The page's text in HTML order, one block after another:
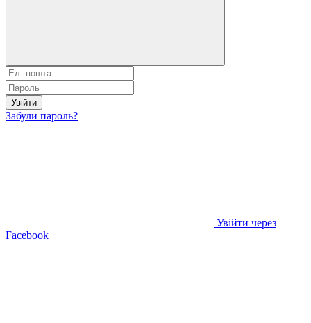
Увійти
Забули пароль?
Увійти через
Facebook